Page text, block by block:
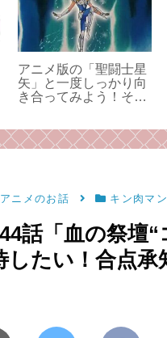
アニメ版の「聖闘士星
矢」と一度しっかり向
き合ってみよう！その
ニメのお話 キン肉マ
話「血の祭壇
たい！合点承